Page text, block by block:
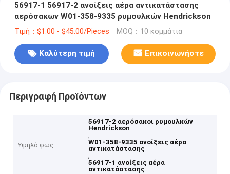
56917-1 56917-2 ανοίξεις αέρα αντικατάστασης
αερόσακων W01-358-9335 ρυμουλκών Hendrickson
Τιμή：$1.00 - $45.00/Pieces MOQ：10 κομμάτια
Καλύτερη τιμή Επικοινωνήστε
Περιγραφή Προϊόντων
Υψηλό φως
56917-2 αερόσακοι ρυμουλκών
Hendrickson
,
W01-358-9335 ανοίξεις αέρα
αντικατάστασης
,
56917-1 ανοίξεις αέρα
αντικατάστασης